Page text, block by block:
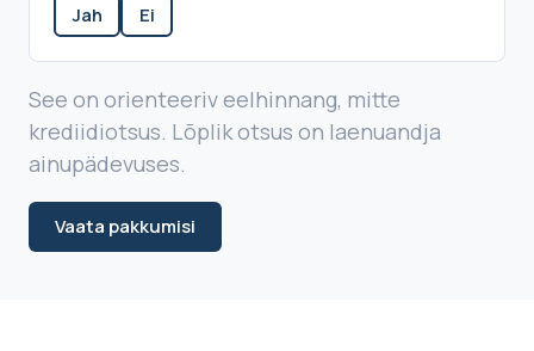
Jah Ei
See on orienteeriv eelhinnang, mitte
krediidiotsus. Lõplik otsus on laenuandja
ainupädevuses.
Vaata pakkumisi